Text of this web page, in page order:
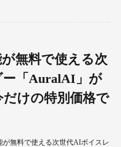
無料で使える次
「AuralAI」が
けの特別価格で
無料で使える次世代AIボイスレ